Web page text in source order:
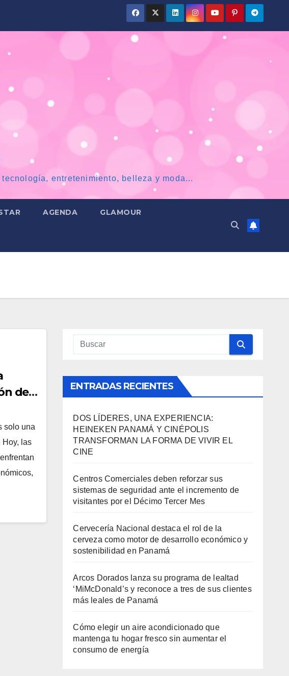
entretenimiento, belleza y moda...
AGENDA GLAMOUR
de
solo una
Hoy, las
ENTRADAS RECIENTES
DOS LÍDERES, UNA EXPERIENCIA:
HEINEKEN PANAMÁ Y CINÉPOLIS
TRANSFORMAN LA FORMA DE VIVIR EL
CINE
Centros Comerciales deben reforzar sus
sistemas de seguridad ante el incremento de
visitantes por el Décimo Tercer Mes
Cervecería Nacional destaca el rol de la
cerveza como motor de desarrollo económico y
sostenibilidad en Panamá
Arcos Dorados lanza su programa de lealtad
‘MiMcDonald’s y reconoce a tres de sus clientes
más leales de Panamá
Cómo elegir un aire acondicionado que
mantenga tu hogar fresco sin aumentar el
consumo de energía